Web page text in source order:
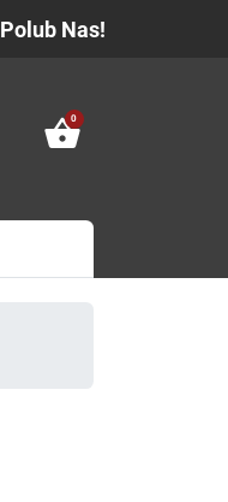
Polub Nas!
shopping_basket
0